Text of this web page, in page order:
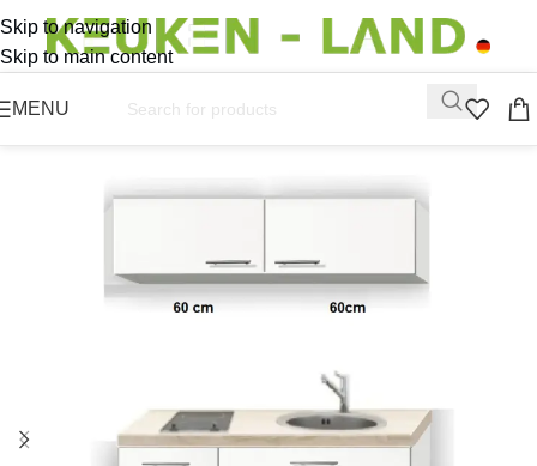
Skip to navigation
Skip to main content
MENU